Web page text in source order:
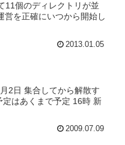
11個のディレクトリが並
営を正確にいつから開始し
2013.01.05
2日 集合してから解散す
はあくまで予定 16時 新
2009.07.09